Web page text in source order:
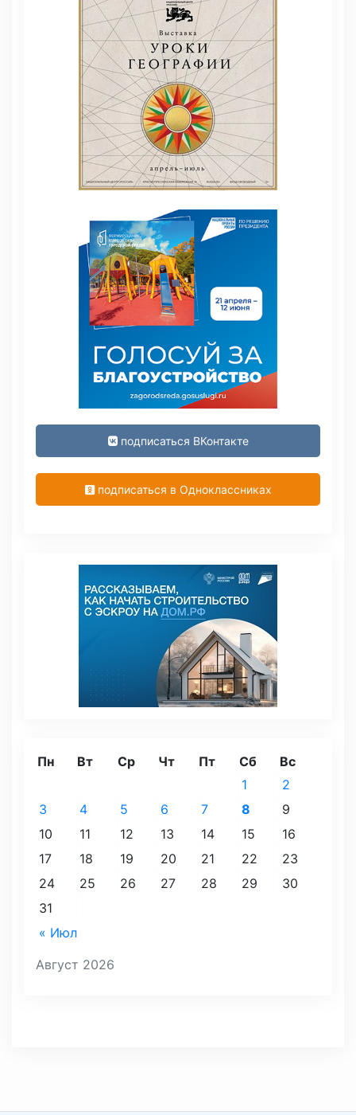
подписаться ВКонтакте
подписаться в Одноклассниках
Август 2026
Пн Вт Ср Чт Пт Сб Вс
« Июл
1
2
3
4 5 6 7 8
9
10
11 12 13 14 15
16
17
18 19 20 21 22
23
24
25 26 27 28 29
30
31